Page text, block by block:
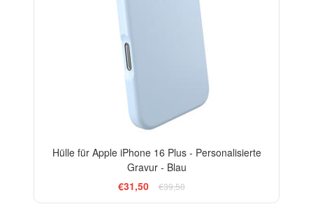
Hülle für Apple iPhone 16 Plus - Personalisierte
Gravur - Blau
€31,50
€39,50